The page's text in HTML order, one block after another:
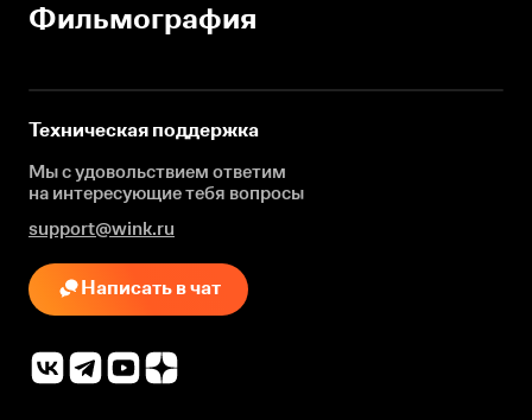
Фильмография
Техническая поддержка
Мы с удовольствием ответим
на интересующиетебя вопросы
support@wink.ru
Написать в чат